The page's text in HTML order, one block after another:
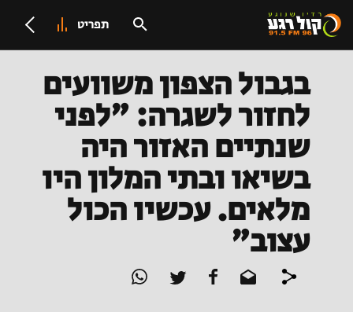
תפריט
בגבול הצפון משוועים
לחזור לשגרה: "לפני
שנתיים האזור היה
בשיאו ובתי המלון היו
מלאים. עכשיו הכול
עצוב"